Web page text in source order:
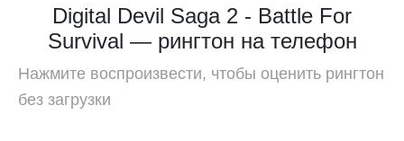
Digital Devil Saga 2 - Battle For
Survival — рингтон на телефон
Нажмите воспроизвести, чтобы оценить рингтон
без загрузки